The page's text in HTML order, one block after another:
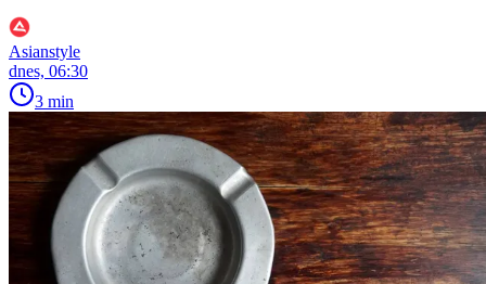
Asianstyle
dnes, 06:30
3 min